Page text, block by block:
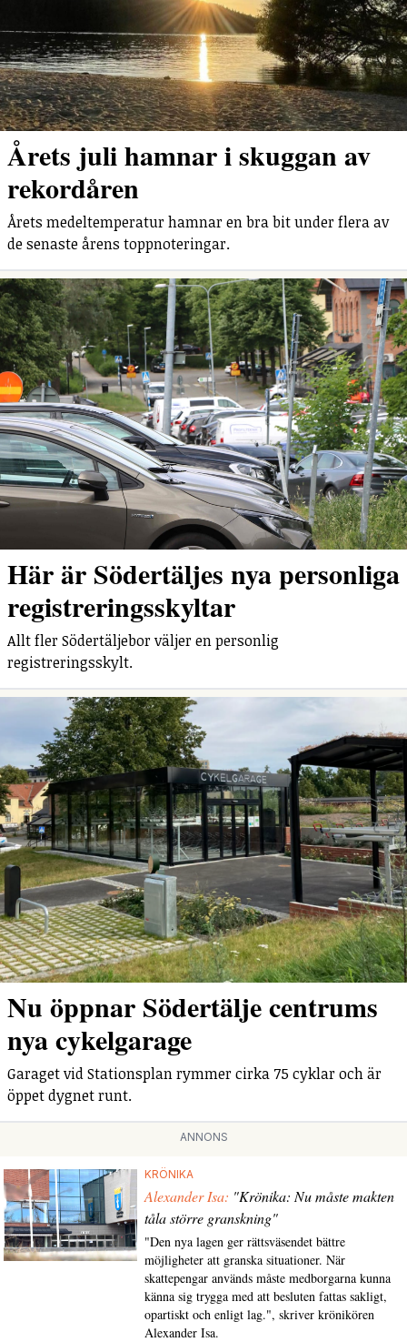
Årets juli hamnar i skuggan av
rekordåren
Årets medeltemperatur hamnar en bra bit under flera av
de senaste årens toppnoteringar.
Här är Södertäljes nya personliga
registreringsskyltar
Allt fler Södertäljebor väljer en personlig
registreringsskylt.
Nu öppnar Södertälje centrums
nya cykelgarage
Garaget vid Stationsplan rymmer cirka 75 cyklar och är
öppet dygnet runt.
ANNONS
KRÖNIKA
Alexander Isa: "Krönika: Nu måste makten
tåla större granskning"
"Den nya lagen ger rättsväsendet bättre
möjligheter att granska situationer. När
skattepengar används måste medborgarna kunna
känna sig trygga med att besluten fattas sakligt,
opartiskt och enligt lag.", skriver krönikören
Alexander Isa.